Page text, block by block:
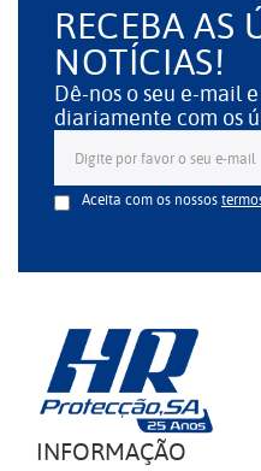
RECEBA AS
NOTÍCIAS!
Dê-nos o seu e-mail
diariamente com os
Aceita com os nossos
INFORMAÇÃO